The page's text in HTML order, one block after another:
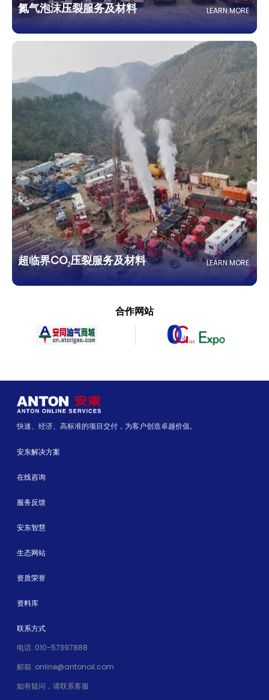
氮气泡沫压裂服务及材料 LEARN MORE
超临界CO₂压裂服务及材料 LEARN MORE
合作网站
快速、经济、高标准的项目交付，为客户创造卓越价值。
安东解决方案
在线咨询
服务反馈
安东智慧
生态网站
资质荣誉
资料库
联系方式
电话: 010-57397888
邮箱: online@antonoil.com
如有疑问，请联系客服